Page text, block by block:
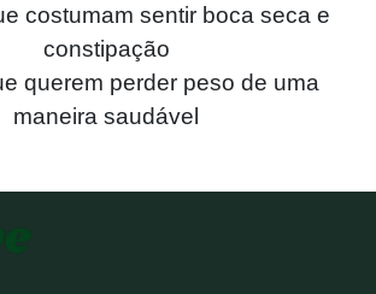
costumam sentir boca seca e
constipação
querem perder peso de uma
maneira saudável